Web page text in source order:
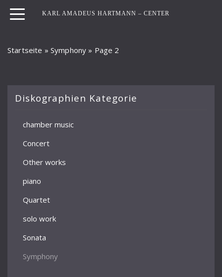
KARL AMADEUS HARTMANN – CENTER
Startseite » Symphony » Page 2
Diskographien Kategorie
chamber music
Concert
Other works
piano
Quartet
solo work
Sonata
Symphony